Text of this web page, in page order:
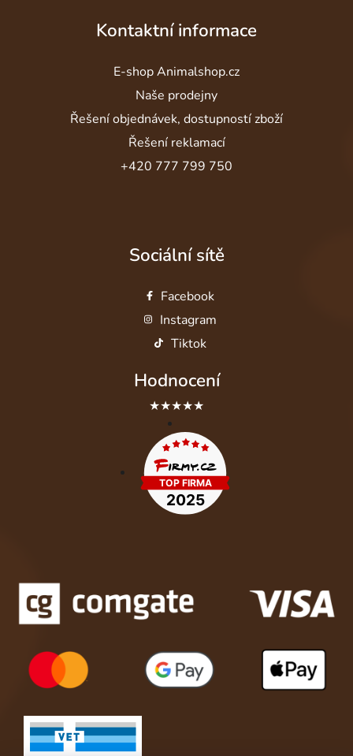
Kontaktní informace
E-shop Animalshop.cz
Naše prodejny
Řešení objednávek, dostupností zboží
Řešení reklamací
+420 777 799 750
Sociální sítě
Facebook
Instagram
Tiktok
Hodnocení
★★★★★